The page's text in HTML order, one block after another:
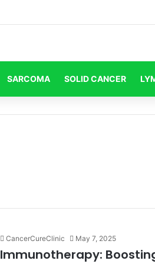
SARCOMA SOLID CANCER
CancerCureClinic May 7, 2025
Immunotherapy: